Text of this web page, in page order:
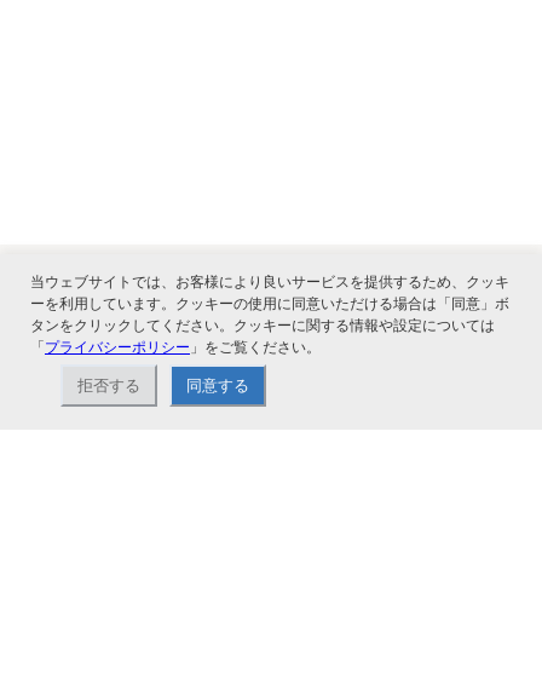
関連サービス
当ウェブサイトでは、お客様により良いサービスを提供するため、クッキ
ーを利用しています。クッキーの使用に同意いただける場合は「同意」ボ
タンをクリックしてください。クッキーに関する情報や設定については
「プライバシーポリシー 」をご覧ください。
拒否する 同意する